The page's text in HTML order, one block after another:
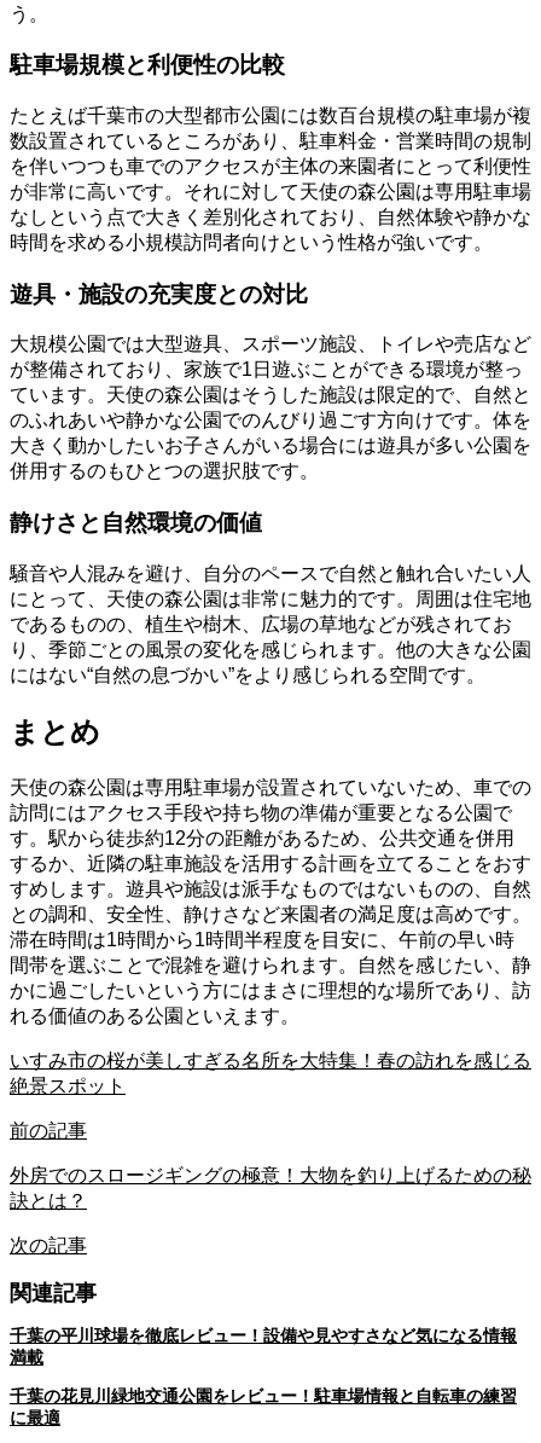
う。
駐車場規模と利便性の比較
たとえば千葉市の大型都市公園には数百台規模の駐車場が複
数設置されているところがあり、駐車料金・営業時間の規制
を伴いつつも車でのアクセスが主体の来園者にとって利便性
が非常に高いです。それに対して天使の森公園は専用駐車場
なしという点で大きく差別化されており、自然体験や静かな
時間を求める小規模訪問者向けという性格が強いです。
遊具・施設の充実度との対比
大規模公園では大型遊具、スポーツ施設、トイレや売店など
が整備されており、家族で1日遊ぶことができる環境が整っ
ています。天使の森公園はそうした施設は限定的で、自然と
のふれあいや静かな公園でのんびり過ごす方向けです。体を
大きく動かしたいお子さんがいる場合には遊具が多い公園を
併用するのもひとつの選択肢です。
静けさと自然環境の価値
騒音や人混みを避け、自分のペースで自然と触れ合いたい人
にとって、天使の森公園は非常に魅力的です。周囲は住宅地
であるものの、植生や樹木、広場の草地などが残されてお
り、季節ごとの風景の変化を感じられます。他の大きな公園
にはない“自然の息づかい”をより感じられる空間です。
まとめ
天使の森公園は専用駐車場が設置されていないため、車での
訪問にはアクセス手段や持ち物の準備が重要となる公園で
す。駅から徒歩約12分の距離があるため、公共交通を併用
するか、近隣の駐車施設を活用する計画を立てることをおす
すめします。遊具や施設は派手なものではないものの、自然
との調和、安全性、静けさなど来園者の満足度は高めです。
滞在時間は1時間から1時間半程度を目安に、午前の早い時
間帯を選ぶことで混雑を避けられます。自然を感じたい、静
かに過ごしたいという方にはまさに理想的な場所であり、訪
れる価値のある公園といえます。
いすみ市の桜が美しすぎる名所を大特集！春の訪れを感じる
絶景スポット
前の記事
外房でのスロージギングの極意！大物を釣り上げるための秘
訣とは？
次の記事
関連記事
千葉の平川球場を徹底レビュー！設備や見やすさなど気になる情報
満載
千葉の花見川緑地交通公園をレビュー！駐車場情報と自転車の練習
に最適